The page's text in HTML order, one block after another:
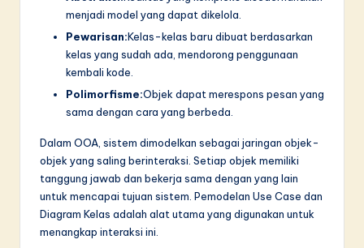
menjadi model yang dapat dikelola.
Pewarisan:Kelas-kelas baru dibuat berdasarkan
kelas yang sudah ada, mendorong penggunaan
kembali kode.
Polimorfisme:Objek dapat merespons pesan yang
sama dengan cara yang berbeda.
Dalam OOA, sistem dimodelkan sebagai jaringan objek-
objek yang saling berinteraksi. Setiap objek memiliki
tanggung jawab dan bekerja sama dengan yang lain
untuk mencapai tujuan sistem. Pemodelan Use Case dan
Diagram Kelas adalah alat utama yang digunakan untuk
menangkap interaksi ini.